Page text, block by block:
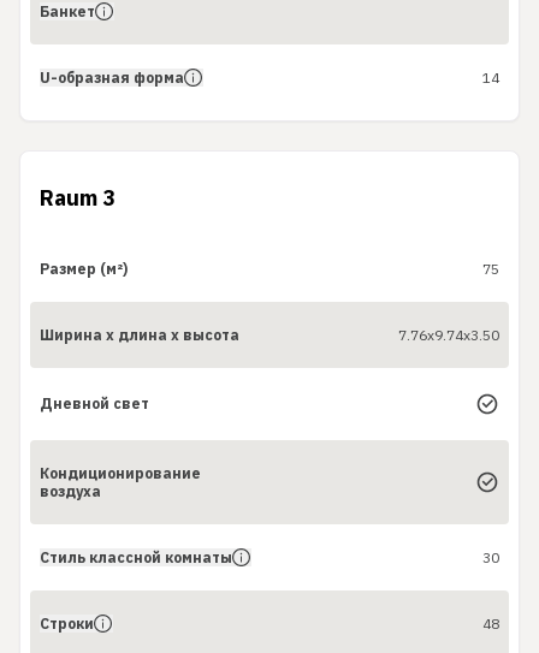
Банкет
U-образная форма 14
Raum 3
Размер (м²) 75
Ширина x длина x высота 7.76x9.74x3.50
Дневной свет
Кондиционирование
воздуха
Стиль классной комнаты 30
Строки 48